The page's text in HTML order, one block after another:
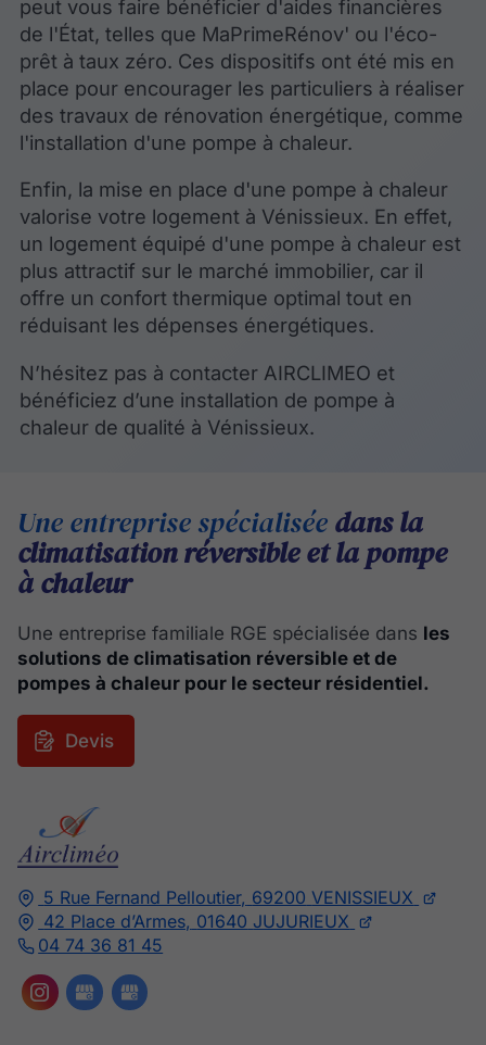
peut vous faire bénéficier d'aides financières
de l'État, telles que MaPrimeRénov' ou l'éco-
prêt à taux zéro. Ces dispositifs ont été mis en
place pour encourager les particuliers à réaliser
des travaux de rénovation énergétique, comme
l'installation d'une pompe à chaleur.
Enfin, la mise en place d'une pompe à chaleur
valorise votre logement à Vénissieux. En effet,
un logement équipé d'une pompe à chaleur est
plus attractif sur le marché immobilier, car il
offre un confort thermique optimal tout en
réduisant les dépenses énergétiques.
N’hésitez pas à contacter AIRCLIMEO et
bénéficiez d’une installation de pompe à
chaleur de qualité à Vénissieux.
5 Rue Fernand Pelloutier, 69200 VENISSIEUX
42 Place d’Armes, 01640 JUJURIEUX
04 74 36 81 45
Une entreprise spécialiséedans la
climatisation réversible et la pompe
à chaleur
Une entreprise familiale RGE spécialisée dans les
solutions de climatisation réversible et de
pompes à chaleur pour le secteur résidentiel.
Devis